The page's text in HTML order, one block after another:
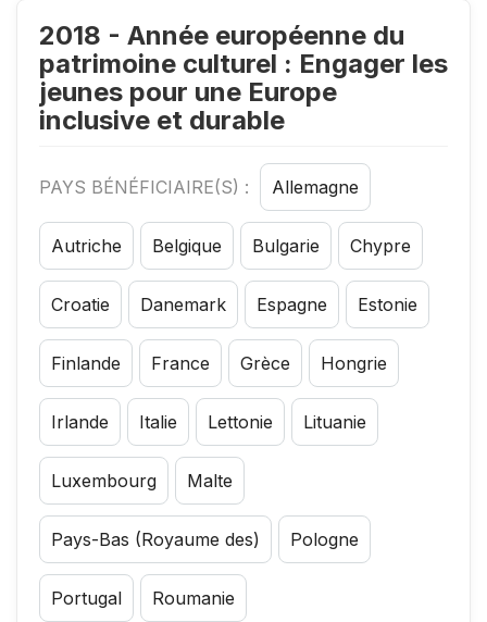
2018 - Année européenne du
patrimoine culturel : Engager les
jeunes pour une Europe
inclusive et durable
PAYS BÉNÉFICIAIRE(S) : Allemagne
Autriche Belgique Bulgarie Chypre
Croatie Danemark Espagne Estonie
Finlande France Grèce Hongrie
Irlande Italie Lettonie Lituanie
Luxembourg Malte
Pays-Bas (Royaume des) Pologne
Portugal Roumanie